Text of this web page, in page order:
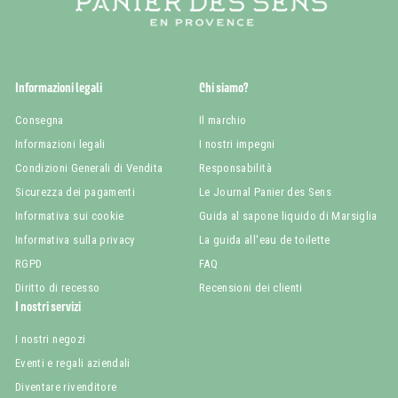
Informazioni legali
Consegna
Informazioni legali
Condizioni Generali di Vendita
Sicurezza dei pagamenti
Informativa sui cookie
Informativa sulla privacy
RGPD
Diritto di recesso
Chi siamo?
Il marchio
I nostri impegni
Responsabilità
Le Journal Panier des Sens
Guida al sapone liquido di Marsiglia
La guida all'eau de toilette
FAQ
Recensioni dei clienti
I nostri servizi
I nostri negozi
Eventi e regali aziendali
Diventare rivenditore